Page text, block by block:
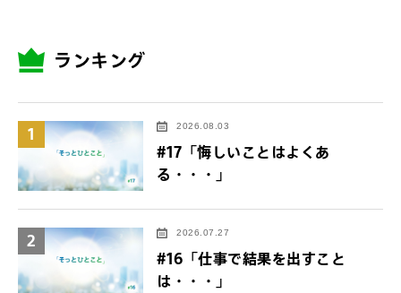
ランキング
1 2026.08.03
#17「悔しいことはよくあ
る・・・」
2 2026.07.27
#16「仕事で結果を出すこと
は・・・」